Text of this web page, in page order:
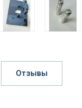
Отзывы